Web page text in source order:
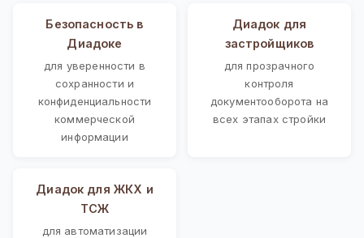
Безопасность в
Диадоке
для уверенности в
сохранности и
конфиденциальности
коммерческой
информации
Диадок для
застройщиков
для прозрачного
контроля
документооборота на
всех этапах стройки
Диадок для ЖКХ и
ТСЖ
для автоматизации